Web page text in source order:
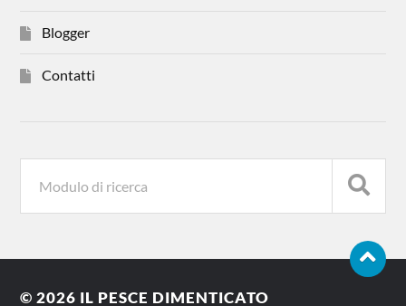
Blogger
Contatti
© 2026 IL PESCE DIMENTICATO